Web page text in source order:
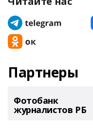
Партнеры
Фотобанк
журналистов РБ